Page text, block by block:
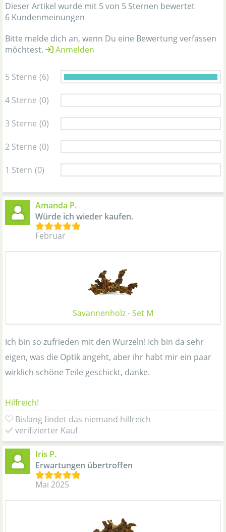
Dieser Artikel wurde mit 5 von 5 Sternen bewertet
6 Kundenmeinungen
Bitte melde dich an, wenn Du eine Bewertung verfassen
möchtest.
Anmelden
5 Sterne (6)
4 Sterne (0)
3 Sterne (0)
2 Sterne (0)
1 Stern (0)
Amanda P.
Würde ich wieder kaufen.
Februar
Savannenholz - Set M
Ich bin so zufrieden mit den Wurzeln! Ich bin da sehr
eigen, was die Optik angeht, aber ihr habt mir ein paar
wirklich schöne Teile geschickt, danke.
Hilfreich!
Bislang findet das niemand hilfreich
verifizierter Kauf
Iris P.
Erwartungen übertroffen
Mai 2025